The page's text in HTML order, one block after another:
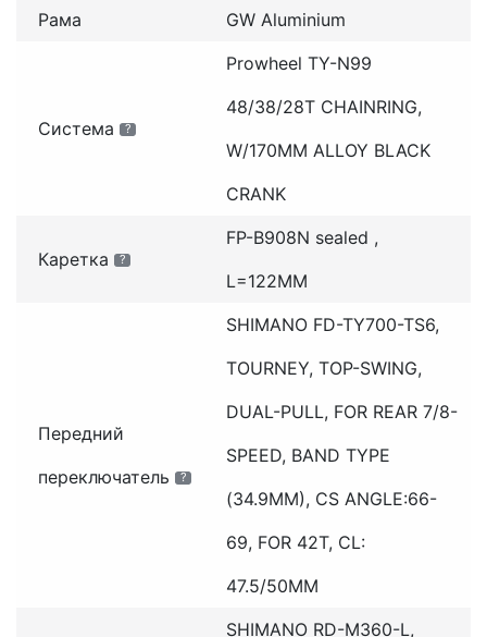
Рама GW Aluminium
Система ?
Prowheel TY-N99
48/38/28T CHAINRING,
W/170MM ALLOY BLACK
CRANK
Каретка ?
FP-B908N sealed ,
L=122MM
Передний
переключатель
?
SHIMANO FD-TY700-TS6,
TOURNEY, TOP-SWING,
DUAL-PULL, FOR REAR 7/8-
SPEED, BAND TYPE
(34.9MM), CS ANGLE:66-
69, FOR 42T, CL:
47.5/50MM
SHIMANO RD-M360-L,